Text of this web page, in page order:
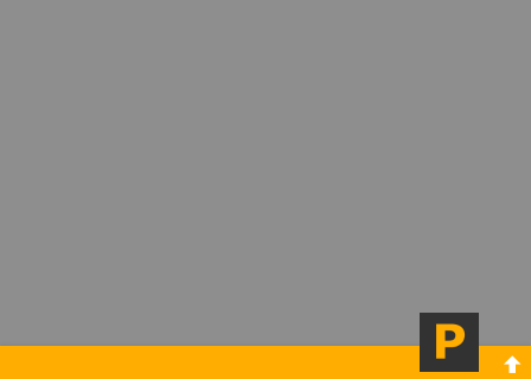
